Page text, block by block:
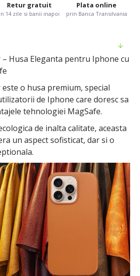
Retur gratuit
in 14 zile si banii inapoi
Plata online
prin Banca Transilvania
Husa Eleganta pentru Iphone cu
o husa premium, special
de Iphone care doresc sa
tehnologiei MagSafe.
de inalta calitate, aceasta
un aspect sofisticat, dar si o